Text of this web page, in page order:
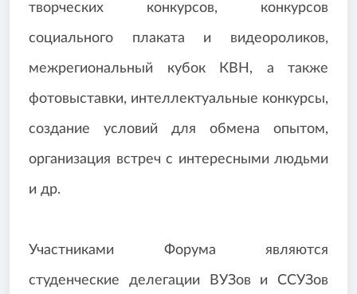
творческих конкурсов, конкурсов
социального плаката и видеороликов,
межрегиональный кубок КВН, а также
фотовыставки, интеллектуальные конкурсы,
создание условий для обмена опытом,
организация встреч с интересными людьми
и др.
Участниками Форума являются
студенческие делегации ВУЗов и ССУЗов